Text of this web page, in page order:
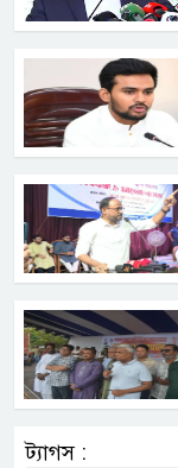
ট্যাগস :